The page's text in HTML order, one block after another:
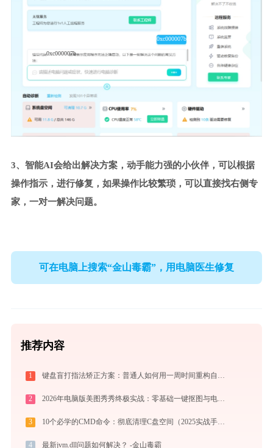
0xc000007b
0xc000007b
3、智能AI会给出解决方案，动手能力强的小伙伴，可以根据
操作指示，进行修复，如果操作比较繁琐，可以直接找右侧专
家，一对一解决问题。
可在电脑上搜索“金山毒霸”，用电脑医生修复
推荐内容
1 键盘盲打指法矫正方案：普通人如何用一周时间重构自己的打字速度？
2 2026年电脑版美图秀秀终极实战：零基础一键抠图与电商商品批量出图技巧
3 10个必学的CMD命令：彻底清理C盘空间（2025实战手册）
4 最新jvm.dll问题如何解决？ -金山毒霸